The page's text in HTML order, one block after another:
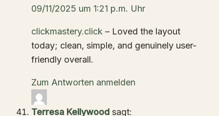
09/11/2025 um 1:21 p.m. Uhr
clickmastery.click – Loved the layout
today; clean, simple, and genuinely user-
friendly overall.
Zum Antworten anmelden
Terresa Kellywood sagt: